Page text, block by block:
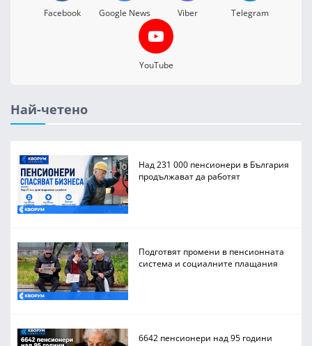
Facebook Google News Viber Telegram
YouTube
Най-четено
Над 231 000 пенсионери в България
продължават да работят
Подготвят промени в пенсионната
система и социалните плащания
6642 пенсионери над 95 години